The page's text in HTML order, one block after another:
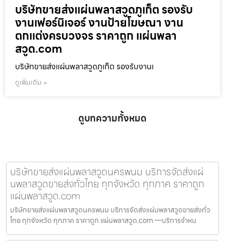
บริษัทขายส่งแผ่นพลาสวูดภูเก็ต รองรับ
งานเฟอร์นิเจอร์ งานป้ายโฆษณา งาน
ตกแต่งครบวงจร ราคาถูก แผ่นพลา
สวูด.com
บริษัทขายส่งแผ่นพลาสวูดภูเก็ต รองรับงานเ
ดูเพิ่มเติม »
ดูบทความทั้งหมด
บริษัทขายส่งแผ่นพลาสวูดนครพนม บริการจัดส่งแผ่
นพลาสวูดขายส่งทั่วไทย ทุกจังหวัด ทุกภาค ราคาถูก
แผ่นพลาสวูด.com
บริษัทขายส่งแผ่นพลาสวูดนครพนม บริการจัดส่งแผ่นพลาสวูดขายส่งทั่ว
ไทย ทุกจังหวัด ทุกภาค ราคาถูก แผ่นพลาสวูด.com —บริการจำหน